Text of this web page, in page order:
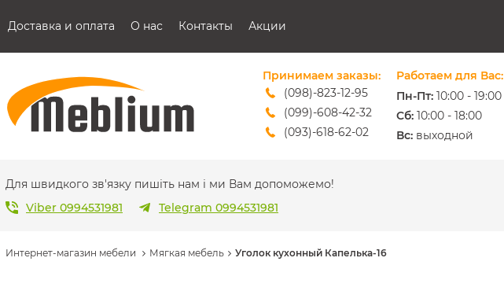
Доставка и оплата О нас Контакты Акции
Принимаем заказы:
(098)-823-12-95
(099)-608-42-32
(093)-618-62-02
sales@meblium.com.ua
Работаем для Вас:
Пн-Пт: 10:00 - 19:00
Cб: 10:00 - 18:00
Вс: выходной
Для швидкого зв'язку пишіть нам і ми Вам допоможемо!
Viber 0994531981
Telegram 0994531981
Интернет-магазин мебели Мягкая мебель Уголок кухонный Капелька-16